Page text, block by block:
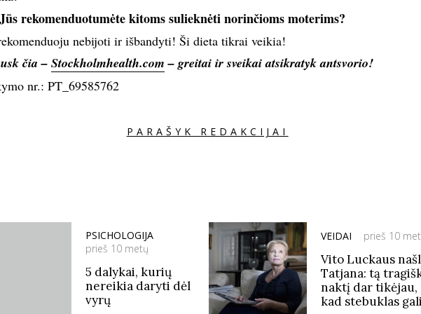
rekomenduotumėte kitoms sulieknėti norinčioms moterims?
nebijoti ir išbandyti! Ši dieta tikrai veikia!
čia – Stockholmhealth.com – greitai ir sveikai atsikratyk antsvorio!
nr.: PT_69585762
PARAŠYK REDAKCIJAI
PSICHOLOGIJA
prieš 10 metų
5 dalykai, kurių
nereikia daryti dėl
vyrų
VEIDAI prieš 10
Vito Luckaus
Tatjana: tą
naktį dar tikėjau,
kad stebuklas gali